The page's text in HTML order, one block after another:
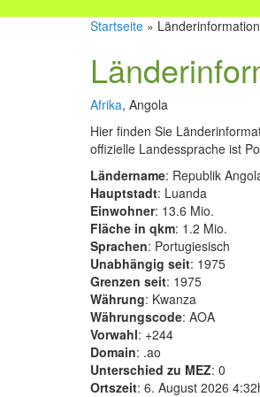
Startseite »
Afrika, Angola
Hier finden Sie
offizielle Landessprache ist
Ländername: Republik
Hauptstadt: Luanda
Einwohner: 13.6 Mio.
Fläche in qkm: 1.2 Mio.
Sprachen: Portugiesisch
Unabhängig seit: 1975
Grenzen seit: 1975
Währung: Kwanza
Währungscode: AOA
Vorwahl: +244
Domain: .ao
Unterschied zu MEZ: 0
Ortszeit: 6. August 2026